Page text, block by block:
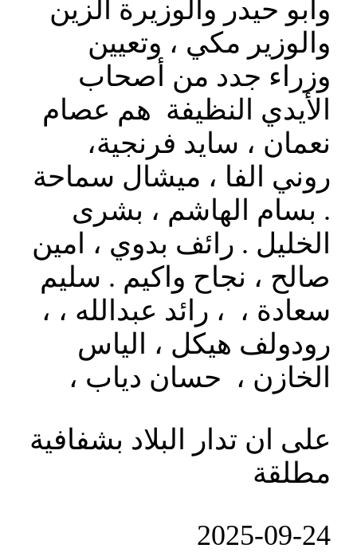
وابو حيدر والوزيرة الزين
والوزير مكي ، وتعيين
وزراء جدد من أصحاب
الأيدي النظيفة هم عصام
نعمان ، سايد فرنجية،
روني الفا ، ميشال سماحة
. بسام الهاشم ، بشرى
الخليل . رائف بدوي ، امين
صالح ، نجاح واكيم . سليم
سعادة ، ، رائد عبدالله ، ،
رودولف هيكل ، الياس
الخازن ، حسان دياب ،
على ان تدار البلاد بشفافية
مطلقة
‎2025-‎09-‎24